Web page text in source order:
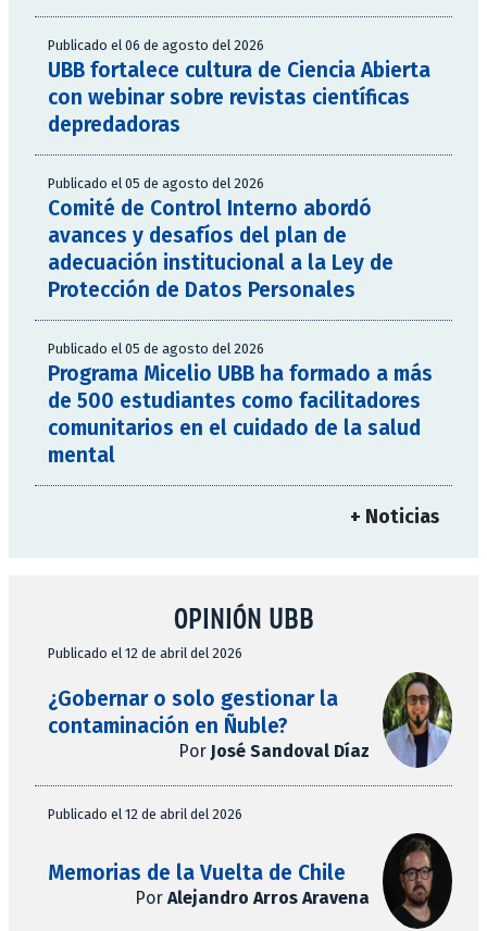
Publicado el 06 de agosto del 2026
UBB fortalece cultura de Ciencia Abierta
con webinar sobre revistas científicas
depredadoras
Publicado el 05 de agosto del 2026
Comité de Control Interno abordó
avances y desafíos del plan de
adecuación institucional a la Ley de
Protección de Datos Personales
Publicado el 05 de agosto del 2026
Programa Micelio UBB ha formado a más
de 500 estudiantes como facilitadores
comunitarios en el cuidado de la salud
mental
+ Noticias
OPINIÓN UBB
Publicado el 12 de abril del 2026
¿Gobernar o solo gestionar la
contaminación en Ñuble?
Por José Sandoval Díaz
Publicado el 12 de abril del 2026
Memorias de la Vuelta de Chile
Por Alejandro Arros Aravena